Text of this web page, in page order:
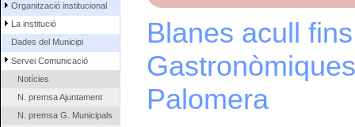
Organització institucional
La institució
Dades del Municipi
Servei Comunicació
Notícies
N. premsa Ajuntament
N. premsa G. Municipals
Blanes acull
Palomera